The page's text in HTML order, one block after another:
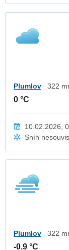
Plumlov 322
0 °C
10.02.2026,
Sníh
Plumlov 322
-0.9 °C